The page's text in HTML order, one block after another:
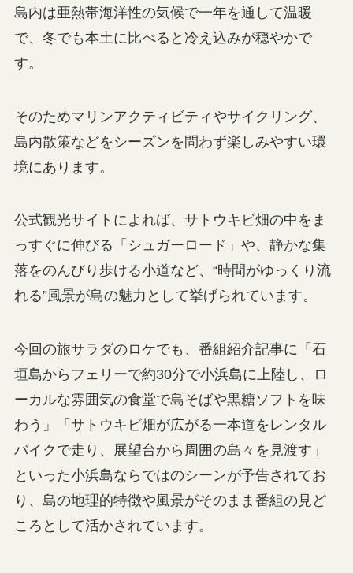
島内は亜熱帯海洋性の気候で一年を通して温暖
で、冬でも本土に比べると冷え込みが穏やかで
す。
そのためマリンアクティビティやサイクリング、
島内散策などをシーズンを問わず楽しみやすい環
境にあります。
公式観光サイトによれば、サトウキビ畑の中をま
っすぐに伸びる「シュガーロード」や、静かな集
落をのんびり歩ける小道など、“時間がゆっくり流
れる”風景が島の魅力として挙げられています。
今回の旅サラダのロケでも、番組紹介記事に「石
垣島からフェリーで約30分で小浜島に上陸し、ロ
ーカルな雰囲気の食堂で島そばや黒糖ソフトを味
わう」「サトウキビ畑が広がる一本道をレンタル
バイクで走り、展望台から周囲の島々を見渡す」
といった小浜島ならではのシーンが予告されてお
り、島の地理的特徴や風景がそのまま番組の見ど
ころとして活かされています。